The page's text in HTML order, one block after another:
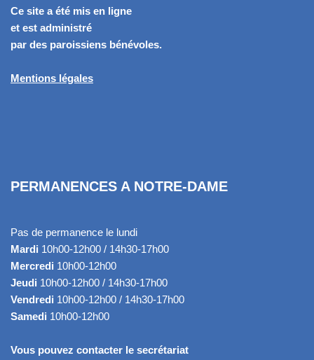
Ce site a été mis en ligne
et est administré
par des paroissiens bénévoles.
Mentions légales
PERMANENCES A NOTRE-DAME
Pas de permanence le lundi
Mardi 10h00-12h00 / 14h30-17h00
Mercredi 10h00-12h00
Jeudi 10h00-12h00 / 14h30-17h00
Vendredi 10h00-12h00 / 14h30-17h00
Samedi 10h00-12h00
Vous pouvez contacter le secrétariat